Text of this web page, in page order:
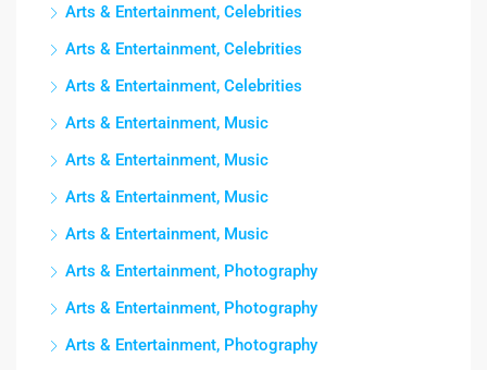
Arts & Entertainment, Celebrities
Arts & Entertainment, Celebrities
Arts & Entertainment, Celebrities
Arts & Entertainment, Music
Arts & Entertainment, Music
Arts & Entertainment, Music
Arts & Entertainment, Music
Arts & Entertainment, Photography
Arts & Entertainment, Photography
Arts & Entertainment, Photography